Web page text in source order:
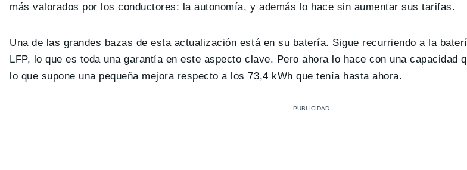
más valorados por los conductores: la autonomía, y además lo hace sin aumentar sus tarifas.
Una de las grandes bazas de esta actualización está en su batería. Sigue recurriendo a la
LFP, lo que es toda una garantía en este aspecto clave. Pero ahora lo hace con una capacidad
lo que supone una pequeña mejora respecto a los 73,4 kWh que tenía hasta ahora.